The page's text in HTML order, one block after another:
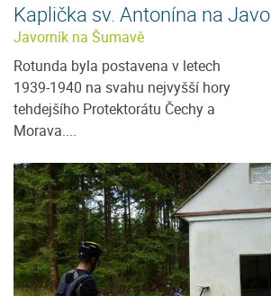
Kaplička sv. Antonína na
Javorník na Šumavě
Rotunda byla postavena v letech
1939-1940 na svahu nejvyšší hory
tehdejšího Protektorátu Čechy a
Morava....